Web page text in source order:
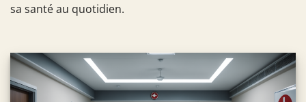
sa santé au quotidien.